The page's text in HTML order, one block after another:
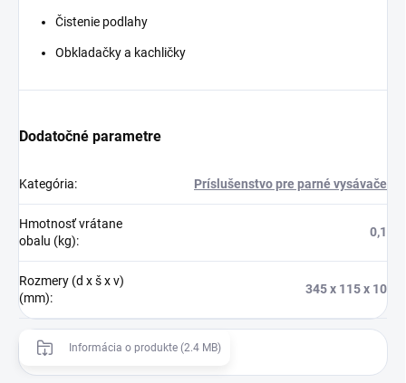
Čistenie podlahy
Obkladačky a kachličky
Dodatočné parametre
Kategória: Príslušenstvo pre parné vysávače
Hmotnosť vrátane
obalu (kg):
0,1
Rozmery (d x š x v)
(mm):
345 x 115 x 10
Informácia o produkte (2.4 MB)